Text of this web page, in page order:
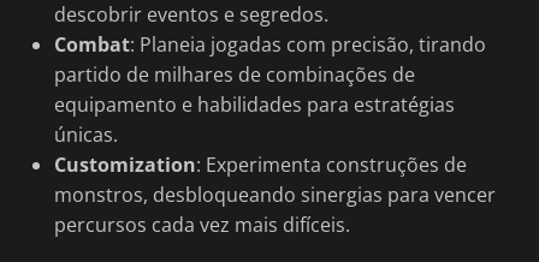
descobrir eventos e segredos.
Combat: Planeia jogadas com precisão, tirando
partido de milhares de combinações de
equipamento e habilidades para estratégias
únicas.
Customization: Experimenta construções de
monstros, desbloqueando sinergias para vencer
percursos cada vez mais difíceis.